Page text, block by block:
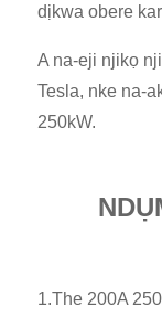
dịkwa obere
A na-eji njikọ
Tesla, nke na-
250kW.
1.The 200A